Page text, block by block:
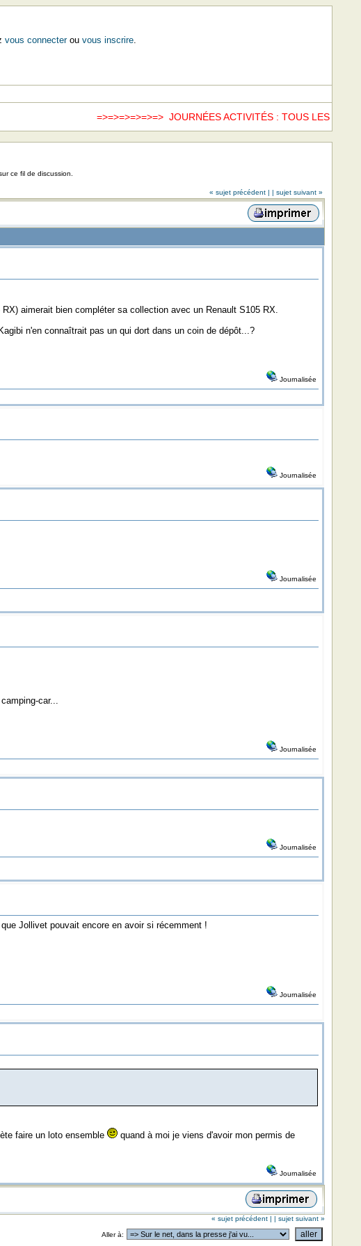
vous connecterou vous inscrire.
=>=>=>=>=>=> JOURNÉES ACTIVITÉS : TOUS LES
ce fil de discussion.
« sujet précédent | | sujet suivant »
aimerait bien compléter sa collection avec un Renault S105 RX.
n'en connaîtrait pas un qui dort dans un coin de dépôt...?
Journalisée
Journalisée
Journalisée
car...
Journalisée
Journalisée
Jollivet pouvait encore en avoir si récemment !
Journalisée
faire un loto ensemble
quand à moi je viens d'avoir mon permis de
Journalisée
« sujet précédent | | sujet suivant »
Aller à: